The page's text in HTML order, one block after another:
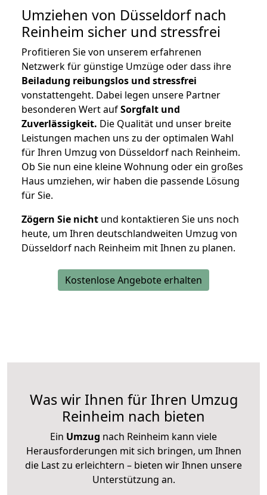
Umziehen von Düsseldorf nach
Reinheim sicher und stressfrei
Profitieren Sie von unserem erfahrenen
Netzwerk für günstige Umzüge oder dass ihre
Beiladung reibungslos und stressfrei
vonstattengeht. Dabei legen unsere Partner
besonderen Wert aufSorgfalt und
Zuverlässigkeit. Die Qualität und unser breite
Leistungen machen uns zu der optimalen Wahl
für Ihren Umzug von Düsseldorf nach Reinheim.
Ob Sie nun eine kleine Wohnung oder ein großes
Haus umziehen, wir haben die passende Lösung
für Sie.
Zögern Sie nicht und kontaktieren Sie uns noch
heute, um Ihren deutschlandweiten Umzug von
Düsseldorf nach Reinheim mit Ihnen zu planen.
Kostenlose Angebote erhalten
Was wir Ihnen für Ihren Umzug
Reinheim nach bieten
Ein Umzug nach Reinheim kann viele
Herausforderungen mit sich bringen, um Ihnen
die Last zu erleichtern – bieten wir Ihnen unsere
Unterstützung an.